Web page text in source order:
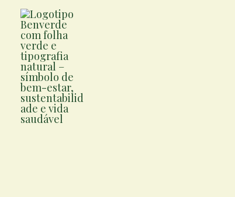
para
conteúdo